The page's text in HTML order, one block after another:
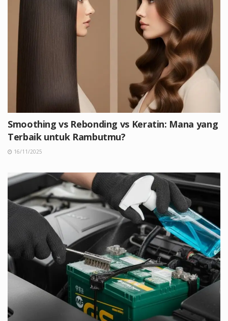
Smoothing vs Rebonding vs Keratin: Mana yang
Terbaik untuk Rambutmu?
16/11/2025